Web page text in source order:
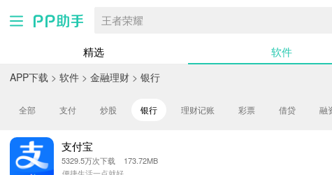
王者荣耀
精选 软件
APP下载 > 软件 > 金融理财 > 银行
全部 支付 炒股 银行 理财记账 彩票 借贷 融
支付宝
5329.5万次下载 173.72MB